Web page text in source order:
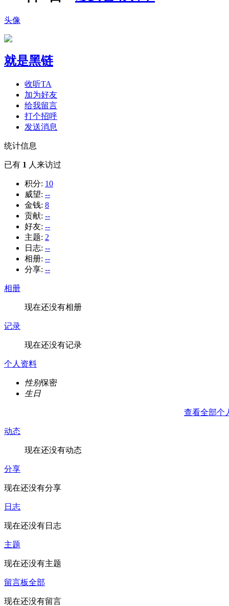
头像
就是黑链
收听TA
加为好友
给我留言
打个招呼
发送消息
统计信息
已有 1 人来访过
积分: 10
威望: --
金钱: 8
贡献: --
好友: --
主题: 2
日志: --
相册: --
分享: --
相册
现在还没有相册
记录
现在还没有记录
个人资料
性别保密
生日
查看全部个
动态
现在还没有动态
分享
现在还没有分享
日志
现在还没有日志
主题
现在还没有主题
留言板全部
现在还没有留言